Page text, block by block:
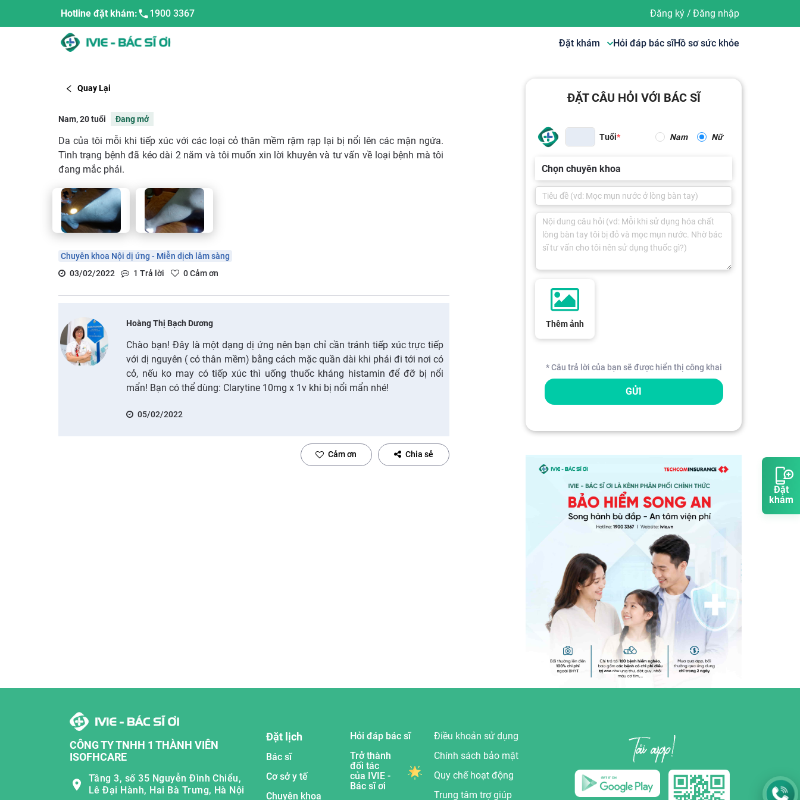
Đặt
khám
Hotline đặt khám: 1900 3367 Đăng ký/ Đăng nhập
Đặt khám Hỏi đáp bác sĩHồ sơ sức khỏe
Quay Lại
Nam, 20 tuổi Đang mở
Da của tôi mỗi khi tiếp xúc với các loại cỏ thân mềm rậm rạp lại bị nổi lên các mận ngứa.
Tình trạng bệnh đã kéo dài 2 năm và tôi muốn xin lời khuyên và tư vấn về loại bệnh mà tôi
đang mắc phải.
Chuyên khoa Nội dị ứng - Miễn dịch lâm sàng
03/02/2022
1 Trả lời 0Cảm ơn
Hoàng Thị Bạch Dương
Chào bạn! Đây là một dạng dị ứng nên bạn chỉ cần tránh tiếp xúc trực tiếp
với dị nguyên ( cỏ thân mềm) bằng cách mặc quần dài khi phải đi tới nơi có
cỏ, nếu ko may có tiếp xúc thì uống thuốc kháng histamin để đỡ bị nổi
mẩn! Bạn có thể dùng: Clarytine 10mg x 1v khi bị nổi mẩn nhé!
05/02/2022
Cảm ơn Chia sẻ
ĐẶT CÂU HỎI VỚI BÁC SĨ
Tuổi Nam Nữ
Chọn chuyên khoa
Thêm ảnh
* Câu trả lời của bạn sẽ được hiển thị công khai
GỬI
CÔNG TY TNHH 1 THÀNH VIÊN
ISOFHCARE
Tầng 3, số 35 Nguyễn Đình Chiểu,
Lê Đại Hành, Hai Bà Trưng, Hà Nội
Đặt lịch
Bác sĩ
Cơ sở y tế
Chuyên khoa
Hỏi đáp bác sĩ
Trở thành
đối tác
của IVIE -
Bác sĩ ơi
Điều khoản sử dụng
Chính sách bảo mật
Quy chế hoạt động
Trung tâm trợ giúp